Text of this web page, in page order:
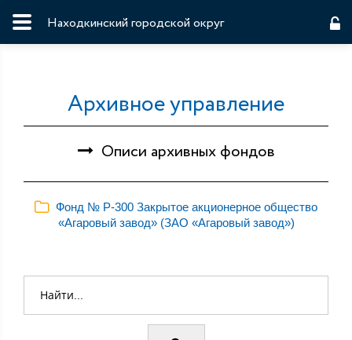
Находкинский городской округ
Архивное управление
Описи архивных фондов
Фонд № Р-300 Закрытое акционерное общество
«Агаровый завод» (ЗАО «Агаровый завод»)